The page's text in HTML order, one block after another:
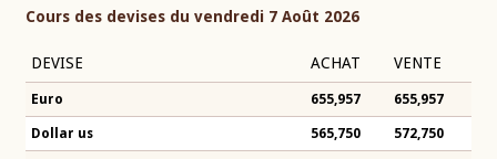
Cours des devises du vendredi 7 Août 2026
DEVISE ACHAT VENTE
Euro 655,957 655,957
Dollar us 565,750 572,750